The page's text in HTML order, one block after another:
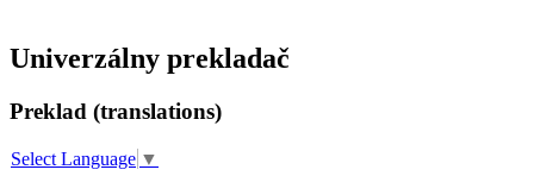
Univerzálny prekladač
Preklad (translations)
Select Language ▼